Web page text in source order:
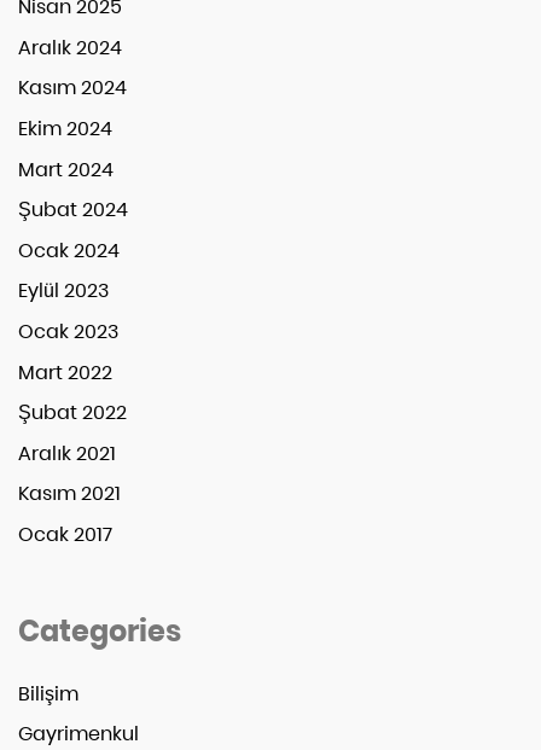
Nisan 2025
Aralık 2024
Kasım 2024
Ekim 2024
Mart 2024
Şubat 2024
Ocak 2024
Eylül 2023
Ocak 2023
Mart 2022
Şubat 2022
Aralık 2021
Kasım 2021
Ocak 2017
Categories
Bilişim
Gayrimenkul